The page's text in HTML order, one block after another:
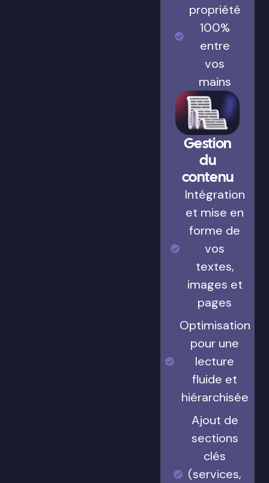
propriété
100%
entre
vos
mains
Gestion
du
contenu
Intégration
et mise en
forme de
vos
textes,
images et
pages
Optimisation
pour une
lecture
fluide et
hiérarchisée
Ajout de
sections
clés
(services,